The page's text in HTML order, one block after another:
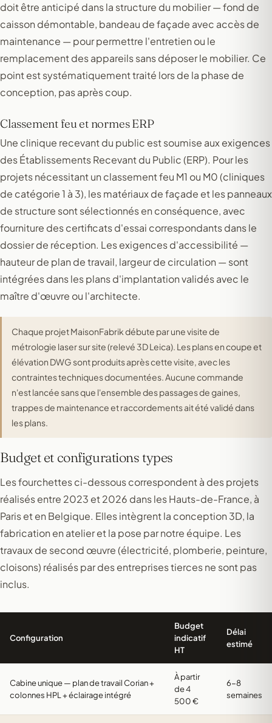
doit être anticipé dans la structure du mobilier — fond de
caisson démontable, bandeau de façade avec accès de
maintenance — pour permettre l'entretien ou le
remplacement des appareils sans déposer le mobilier. Ce
point est systématiquement traité lors de la phase de
conception, pas après coup.
Classement feu et normes ERP
Une clinique recevant du public est soumise aux exigences
des Établissements Recevant du Public (ERP). Pour les
projets nécessitant un classement feu M1 ou M0 (cliniques
de catégorie 1 à 3), les matériaux de façade et les panneaux
de structure sont sélectionnés en conséquence, avec
fourniture des certificats d'essai correspondants dans le
dossier de réception. Les exigences d'accessibilité —
hauteur de plan de travail, largeur de circulation — sont
intégrées dans les plans d'implantation validés avec le
maître d'œuvre ou l'architecte.
Chaque projet MaisonFabrik débute par une visite de
métrologie laser sur site (relevé 3D Leica). Les plans en coupe et
élévation DWG sont produits après cette visite, avec les
contraintes techniques documentées. Aucune commande
n'est lancée sans que l'ensemble des passages de gaines,
trappes de maintenance et raccordements ait été validé dans
les plans.
Budget et configurations types
Les fourchettes ci-dessous correspondent à des projets
réalisés entre 2023 et 2026 dans les Hauts-de-France, à
Paris et en Belgique. Elles intègrent la conception 3D, la
fabrication en atelier et la pose par notre équipe. Les
travaux de second œuvre (électricité, plomberie, peinture,
cloisons) réalisés par des entreprises tierces ne sont pas
inclus.
Configuration
Budget
indicatif
HT
Délai
estimé
Cabine unique — plan de travail Corian +
colonnes HPL + éclairage intégré
À partir
de 4
500 €
6-8
semaines